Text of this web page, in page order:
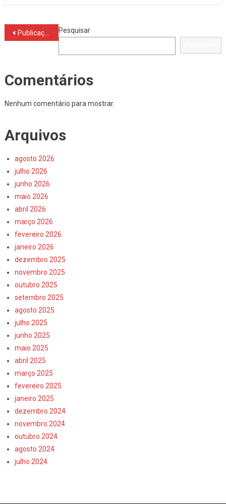
Navegação
posts
Publicações mais antigas
Pesquisar
Comentários
Nenhum comentário para mostrar.
Arquivos
agosto 2026
julho 2026
junho 2026
maio 2026
abril 2026
março 2026
fevereiro 2026
janeiro 2026
dezembro 2025
novembro 2025
outubro 2025
setembro 2025
agosto 2025
julho 2025
junho 2025
maio 2025
abril 2025
março 2025
fevereiro 2025
janeiro 2025
dezembro 2024
novembro 2024
outubro 2024
agosto 2024
julho 2024